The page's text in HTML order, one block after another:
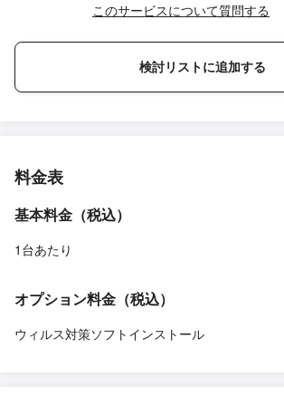
このサービスについて質問する
検討リストに追加する
料金表
基本料金（税込）
1台あたり
オプション料金（税込）
ウィルス対策ソフトインストール